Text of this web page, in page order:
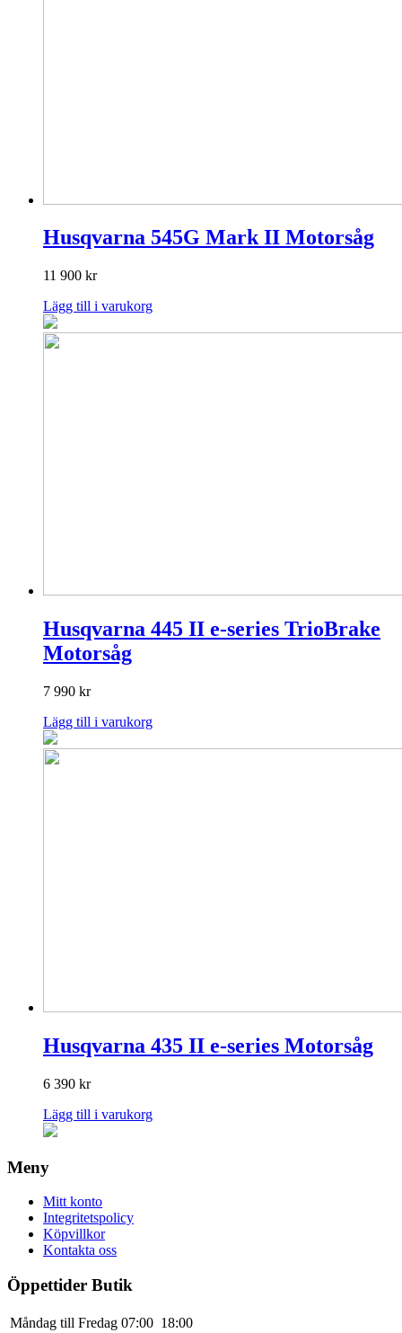
Husqvarna 545G Mark II Motorsåg
11 900 kr
Lägg till i varukorg
Husqvarna 445 II e-series TrioBrake
Motorsåg
7 990 kr
Lägg till i varukorg
Husqvarna 435 II e-series Motorsåg
6 390 kr
Lägg till i varukorg
Meny
Mitt konto
Integritetspolicy
Köpvillkor
Kontakta oss
Öppettider Butik
Måndag till Fredag 07:00 18:00